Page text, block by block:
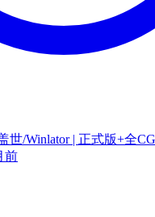
世/Winlator | 正式版+全
前